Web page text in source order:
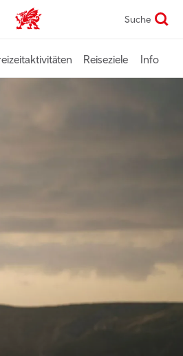
VisitWales home Suche
Reiseziele Info